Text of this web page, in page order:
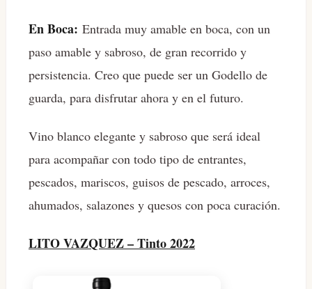
En Boca: Entrada muy amable en boca, con un
paso amable y sabroso, de gran recorrido y
persistencia. Creo que puede ser un Godello de
guarda, para disfrutar ahora y en el futuro.
Vino blanco elegante y sabroso que será ideal
para acompañar con todo tipo de entrantes,
pescados, mariscos, guisos de pescado, arroces,
ahumados, salazones y quesos con poca curación.
LITO VAZQUEZ – Tinto 2022